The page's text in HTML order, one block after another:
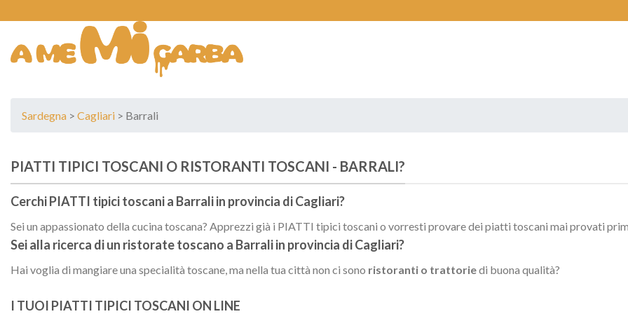
content
Sardegna > Cagliari > Barrali
PIATTI TIPICI TOSCANI O RISTORANTI TOSCANI - BARRALI?
Cerchi PIATTI tipici toscani a Barraliin provincia diCagliari?
Sei un appassionato della cucina toscana? Apprezzi già i PIATTI tipici toscani o vorresti provare dei piatti toscani mai provati
Sei alla ricerca di un ristorate toscano a Barraliin provincia diCagliari?
Hai voglia di mangiare una specialità toscane, ma nella tua città non ci sono ristoranti o trattoriedi buona qualità?
I TUOI PIATTI TIPICI TOSCANI ON LINE